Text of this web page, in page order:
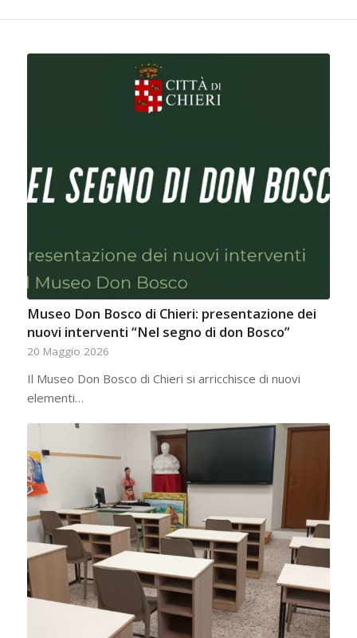
Museo Don Bosco di Chieri: presentazione dei
nuovi interventi “Nel segno di don Bosco”
20 Maggio 2026
Il Museo Don Bosco di Chieri si arricchisce di nuovi
elementi…